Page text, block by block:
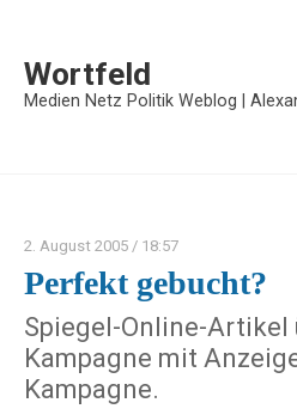
Wortfeld
Medien Netz Politik Weblog |
2. August 2005 / 18:57
Perfekt gebucht?
Spiegel-Online-Artikel
Kampagne mit
Kampagne.